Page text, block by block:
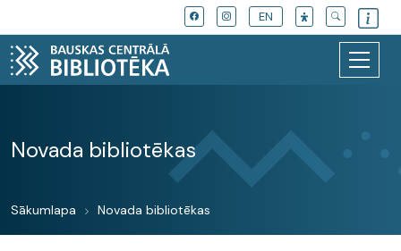
EN
Novada bibliotēkas
Sākumlapa Novada bibliotēkas